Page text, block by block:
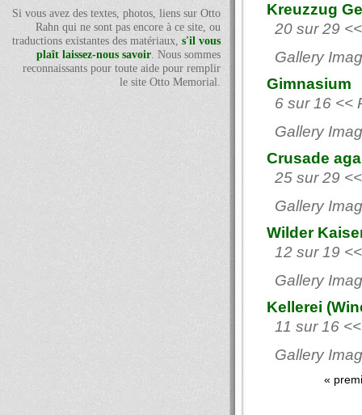
Kreuzzug
20 sur 29
Gallery
Gimnasium
6 sur 16 <<
Gallery
Crusade
25 sur 29
Gallery
Wilder
12 sur 19
Gallery
Kellerei
11 sur 16
Gallery
«
Si vous avez des textes, photos, liens sur Otto
Rahn qui ne sont pas encore à ce site, ou
traductions existantes des matériaux, s'il vous
plaît laissez-nous savoir. Nous sommes
reconnaissants pour toute aide pour remplir
le site Otto Memorial.